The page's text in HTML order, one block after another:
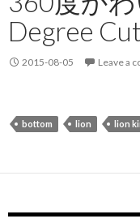
Degree
2015-08-05 Leave a
bottom lion lion